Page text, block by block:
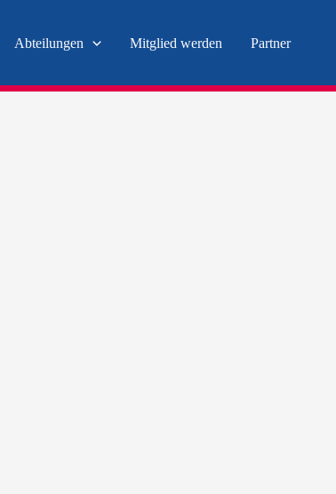
Abteilungen Mitglied werden Partner